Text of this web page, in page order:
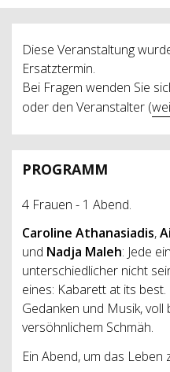
Diese Veranstaltung
Ersatztermin.
Bei Fragen wenden Sie
oder den Veranstalter (
PROGRAMM
4 Frauen - 1 Abend.
Caroline Athanasiadis,
und Nadja Maleh: Jede
unterschiedlicher nicht
eines: Kabarett at its
Gedanken und Musik,
versöhnlichem Schmäh.
Ein Abend, um das Leben